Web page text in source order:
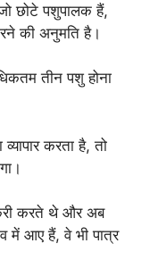
छोटे पशुपालक हैं,
की अनुमति है।
तीन पशु होना
करता है, तो
करते थे और अब
में आए हैं, वे भी पात्र